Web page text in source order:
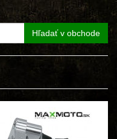
Hľadať v obchode